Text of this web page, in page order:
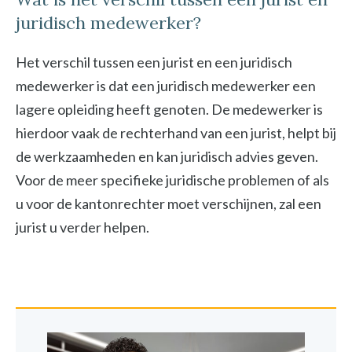
juridisch medewerker?
Het verschil tussen een jurist en een juridisch
medewerker is dat een juridisch medewerker een
lagere opleiding heeft genoten. De medewerker is
hierdoor vaak de rechterhand van een jurist, helpt bij
de werkzaamheden en kan juridisch advies geven.
Voor de meer specifieke juridische problemen of als
u voor de kantonrechter moet verschijnen, zal een
jurist u verder helpen.